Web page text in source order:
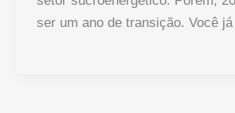
ser um ano de transição. Você já